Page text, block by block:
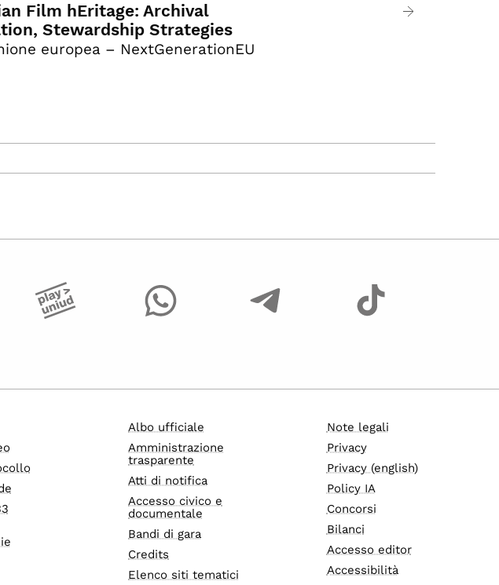
Film hEritage: Archival
Stewardship Strategies
europea – NextGenerationEU
Albo ufficiale
Amministrazione
trasparente
Atti di notifica
Accesso civico e
documentale
Bandi di gara
Credits
Elenco siti tematici
Note legali
Privacy
Privacy (english)
Policy IA
Concorsi
Bilanci
Accesso editor
Accessibilità